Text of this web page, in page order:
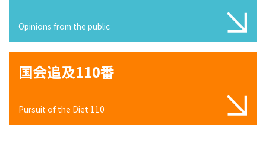
Opinions from the public
国会追及110番
Pursuit of the Diet 110